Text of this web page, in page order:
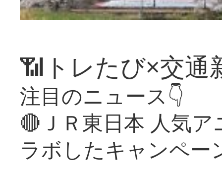
📶トレたび×交通
注目のニュース👇
🔴ＪＲ東日本 人気
ラボしたキャンペー